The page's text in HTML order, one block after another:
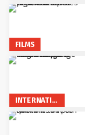
FILMS
INTERNATIONAL